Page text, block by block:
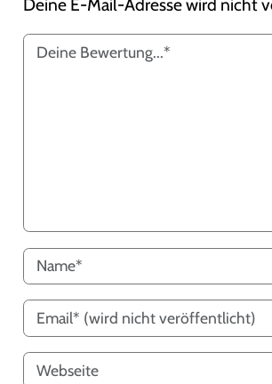
Deine E-Mail-Adresse wird nicht